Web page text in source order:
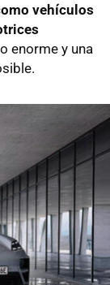
vehículos
enorme y una